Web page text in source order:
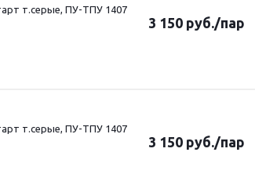
т.серые, ПУ-ТПУ 1407
3 150 руб./пар
т.серые, ПУ-ТПУ 1407
3 150 руб./пар